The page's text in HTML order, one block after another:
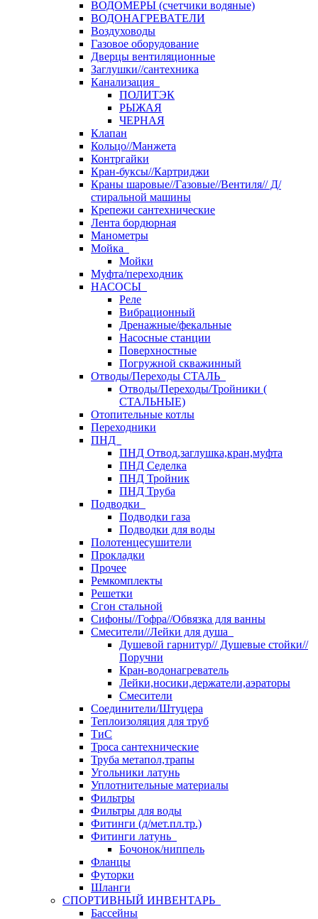
ВОДОМЕРЫ (счетчики водяные)
ВОДОНАГРЕВАТЕЛИ
Воздуховоды
Газовое оборудование
Дверцы вентиляционные
Заглушки//сантехника
Канализация
ПОЛИТЭК
РЫЖАЯ
ЧЕРНАЯ
Клапан
Кольцо//Манжета
Контргайки
Кран-буксы//Картриджи
Краны шаровые//Газовые//Вентиля// Д/
стиральной машины
Крепежи сантехнические
Лента бордюрная
Манометры
Мойка
Мойки
Муфта/переходник
НАСОСЫ
Реле
Вибрационный
Дренажные/фекальные
Насосные станции
Поверхностные
Погружной скважинный
Отводы/Переходы СТАЛЬ
Отводы/Переходы/Тройники (
СТАЛЬНЫЕ)
Отопительные котлы
Переходники
ПНД
ПНД Отвод,заглушка,кран,муфта
ПНД Седелка
ПНД Тройник
ПНД Труба
Подводки
Подводки газа
Подводки для воды
Полотенцесушители
Прокладки
Прочее
Ремкомплекты
Решетки
Сгон стальной
Сифоны//Гофра//Обвязка для ванны
Смесители//Лейки для душа
Душевой гарнитур// Душевые стойки//
Поручни
Кран-водонагреватель
Лейки,носики,держатели,аэраторы
Смесители
Соединители/Штуцера
Теплоизоляция для труб
ТиС
Троса сантехнические
Труба метапол,трапы
Угольники латунь
Уплотнительные материалы
Фильтры
Фильтры для воды
Фитинги (д/мет.пл.тр.)
Фитинги латунь
Бочонок/ниппель
Фланцы
Футорки
Шланги
СПОРТИВНЫЙ ИНВЕНТАРЬ
Бассейны